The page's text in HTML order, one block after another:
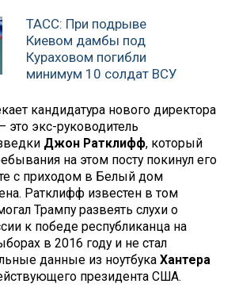
ТАСС: При подрыве
Киевом дамбы под
Кураховом погибли
минимум 10 солдат ВСУ
кандидатура нового директора
экс-руководитель
Джон Ратклифф, который
на этом посту покинул его
с приходом в Белый дом
Ратклифф известен в том
Трампу развеять слухи о
к победе республиканца на
в 2016 году и не стал
данные из ноутбука Хантера
президента США.